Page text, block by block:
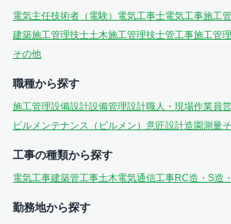
電気主任技術者（電験） 電気工事士電気工事施工
建築施工管理技士土木施工管理技士管工事施工管
その他
職種から探す
施工管理設備設計設備管理設計職人・現場作業員
ビルメンテナンス（ビルメン） 意匠設計造園測量
工事の種類から探す
電気工事建築管工事土木電気通信工事RC造・S造
勤務地から探す